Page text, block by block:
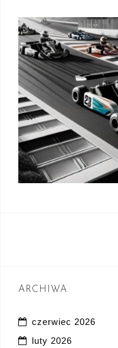
ARCHIWA
czerwiec 2026
luty 2026